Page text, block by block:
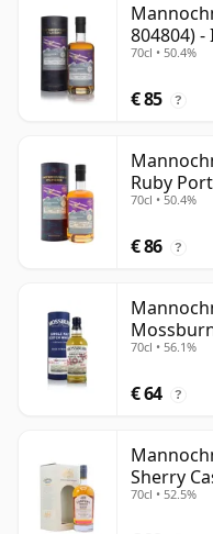
804804)
70cl • 50.4%
€ 85 ?
Ruby
oud
70cl • 50.4%
€ 86 ?
70cl • 56.1%
€ 64 ?
Sherry
70cl • 52.5%